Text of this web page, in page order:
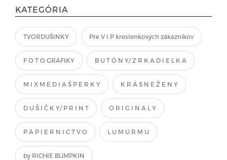
KATEGÓRIA
TVORDUŠINKY Pre V I P kreslenkových zákazníkov
F O T O GRAFIKY B U T Ó N Y/ Z R K A D I E L K A
M I X M E D I A Š P E R K Y K R Á S N E Ž E N Y
D U Š I Č K Y/ P R I N T O R I G I N A L Y
P A P I E R N I C T V O L U M U R M U
by RICHIE BUMPKIN